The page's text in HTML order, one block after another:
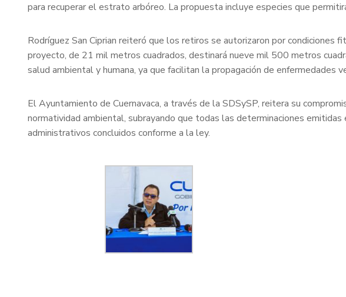
para recuperar el estrato arbóreo. La propuesta incluye especies que
Rodríguez San Ciprian reiteró que los retiros se autorizaron por
proyecto, de 21 mil metros cuadrados, destinará nueve mil 500 metros
salud ambiental y humana, ya que facilitan la propagación de enfermedades
El Ayuntamiento de Cuernavaca, a través de la SDSySP, reitera su
normatividad ambiental, subrayando que todas las determinaciones
administrativos concluidos conforme a la ley.